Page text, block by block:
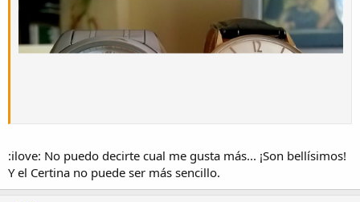
:ilove: No puedo decirte cual me gusta más... ¡Son bellísimos!
Y el Certina no puede ser más sencillo.